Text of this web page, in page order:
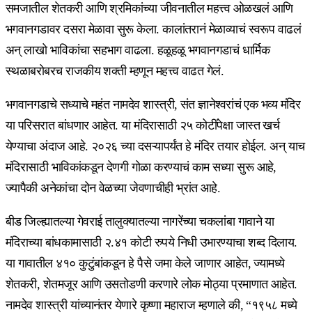
समजातील शेतकरी आणि श्रमिकांच्या जीवनातील महत्त्व ओळखलं आणि
भगवानगडावर दसरा मेळावा सुरू केला. कालांतरानं मेळाव्याचं स्वरूप वाढलं
अन् लाखो भाविकांचा सहभाग वाढला. हळूहळू भगवानगडाचं धार्मिक
स्थळाबरोबरच राजकीय शक्ती म्हणून महत्त्व वाढत गेलं.
भगवानगडाचे सध्याचे महंत नामदेव शास्त्री, संत ज्ञानेश्वरांचं एक भव्य मंदिर
या परिसरात बांधणार आहेत. या मंदिरासाठी २५ कोटींपेक्षा जास्त खर्च
येण्याचा अंदाज आहे. २०२६ च्या दसऱ्यापर्यंत हे मंदिर तयार होईल. अन् याच
मंदिरासाठी भाविकांकडून देणगी गोळा करण्याचं काम सध्या सुरू आहे,
ज्यापैकी अनेकांचा दोन वेळच्या जेवणाचीही भ्रांत आहे.
बीड जिल्ह्यातल्या गेवराई तालुक्यातल्या नागरेंच्या चकलांबा गावाने या
मंदिराच्या बांधकामासाठी २.४१ कोटी रुपये निधी उभारण्याचा शब्द दिलाय.
या गावातील ४१० कुटुंबांकडून हे पैसे जमा केले जाणार आहेत, ज्यामध्ये
शेतकरी, शेतमजूर आणि उसतोडणी करणारे लोक मोठ्या प्रमाणात आहेत.
नामदेव शास्त्री यांच्यानंतर येणारे कृष्णा महाराज म्हणाले की, “१९५८ मध्ये